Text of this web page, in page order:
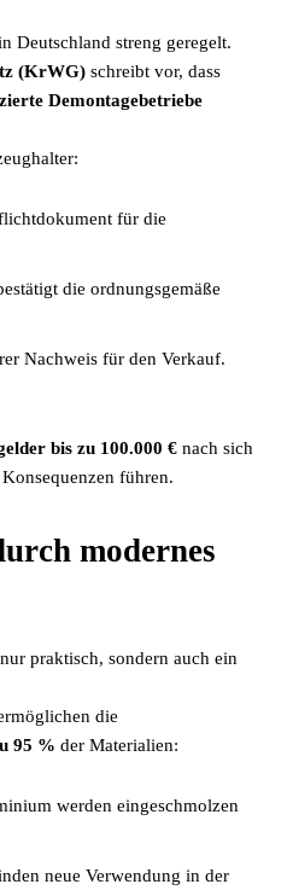
Deutschland streng geregelt.
(KrWG) schreibt vor, dass
Demontagebetriebe
für die
die ordnungsgemäße
Nachweis für den Verkauf.
bis zu 100.000 € nach sich
führen.
modernes
praktisch, sondern auch ein
die
95 % der Materialien:
werden eingeschmolzen
neue Verwendung in der